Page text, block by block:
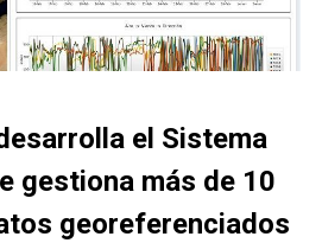
el Sistema
gestiona más de 10
georeferenciados